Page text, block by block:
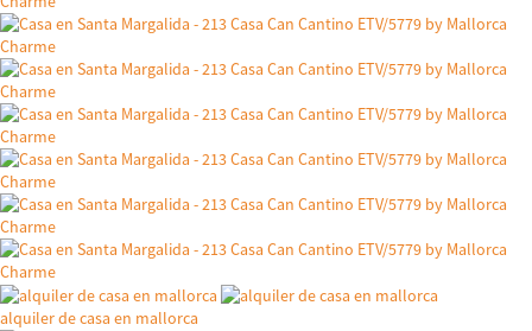
alquiler de casa en mallorca